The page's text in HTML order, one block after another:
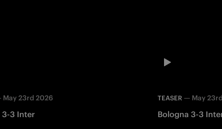
May 23rd 2026
3-3 Inter
TEASER — May
Bologna 3-3